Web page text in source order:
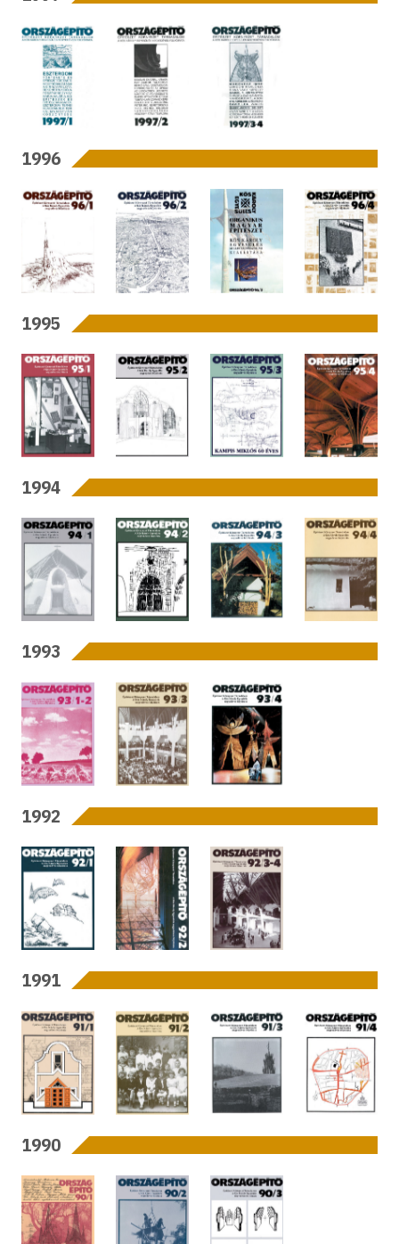
1996
1995
1994
1993
1992
1991
1990